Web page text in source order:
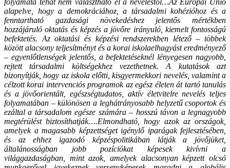
alapelve, hogy a demokráciához, a társadalmi kohézióhoz és a
fenntartható gazdasági növekedéshez jelentős mértékben
hozzájáruló oktatás és képzés a jövőre irányuló, kiemelt fontosságú
befektetés. Az oktatási és képzési rendszerekben létező – többek
között alacsony teljesítményt és a korai iskolaelhagyást eredményező
– egyenlőtlenségek jelentős, a befektetéseknél lényegesen nagyobb,
rejtett társadalmi költségekhez vezethetnek. A kutatások azt
bizonyítják, hogy az iskola előtti, kisgyermekkori nevelés, valamint a
célzott korai intervenciós programok az egész életen át tartó tanulás
és a jövőorientált, egészségtudatos, aktív életvitelre nevelés teljes
folyamatában – különösen a leghátrányosabb helyzetű csoportok és
ezáltal a társadalom egésze számára – hosszú távon a legnagyobb
megtérülést biztosíthatják….Elmondható, hogy azok az országok,
amelyek a magasabb képzettséget igénylő iparágak fejlesztésében,
és az ehhez igazodó képzéspolitikában látják a jövőjüket,
általánosságban jobb pozíciókat képesek kivívni a
világgazdaságban, mint azok, amelyek alacsonyan képzett olcsó